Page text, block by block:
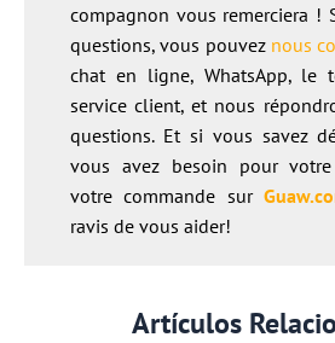
compagnon vous remerciera !
questions, vous pouvez nous
chat en ligne, WhatsApp, le
service client, et nous
questions. Et si vous savez
vous avez besoin pour
votre commande surGuaw.co
ravis de vous aider!
Artículos